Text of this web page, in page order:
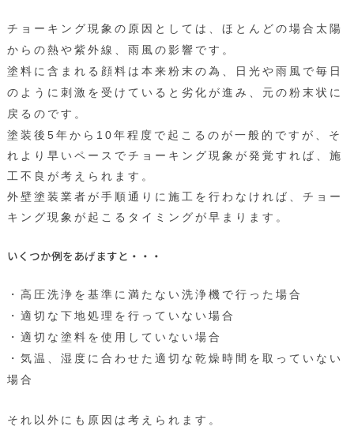
チョーキング現象の原因としては、ほとんどの場合太陽
からの熱や紫外線、雨風の影響です。
塗料に含まれる顔料は本来粉末の為、日光や雨風で毎日
のように刺激を受けていると劣化が進み、元の粉末状に
戻るのです。
塗装後5年から10年程度で起こるのが一般的ですが、そ
れより早いペースでチョーキング現象が発覚すれば、施
工不良が考えられます。
外壁塗装業者が手順通りに施工を行わなければ、チョー
キング現象が起こるタイミングが早まります。
いくつか例をあげますと・・・
・高圧洗浄を基準に満たない洗浄機で行った場合
・適切な下地処理を行っていない場合
・適切な塗料を使用していない場合
・気温、湿度に合わせた適切な乾燥時間を取っていない
場合
それ以外にも原因は考えられます。